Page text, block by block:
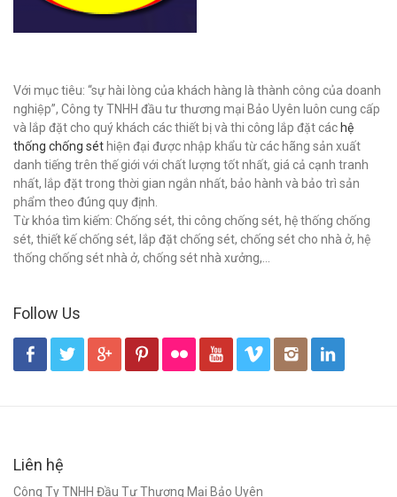
Với mục tiêu: “sự hài lòng của khách hàng là thành công của doanh
nghiệp”, Công ty TNHH đầu tư thương mại Bảo Uyên luôn cung cấp
và lắp đặt cho quý khách các thiết bị và thi công lắp đặt cáchệ
thống chống séthiện đại được nhập khẩu từ các hãng sản xuất
danh tiếng trên thế giới với chất lượng tốt nhất, giá cả cạnh tranh
nhất, lắp đặt trong thời gian ngắn nhất, bảo hành và bảo trì sản
phẩm theo đúng quy định.
Từ khóa tìm kiếm: Chống sét, thi công chống sét, hệ thống chống
sét, thiết kế chống sét, lắp đặt chống sét, chống sét cho nhà ở, hệ
thống chống sét nhà ở, chống sét nhà xưởng,...
Follow Us
Liên hệ
Công Ty TNHH Đầu Tư Thương Mại Bảo Uyên